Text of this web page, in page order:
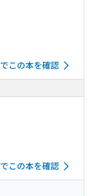
この本を確認
この本を確認